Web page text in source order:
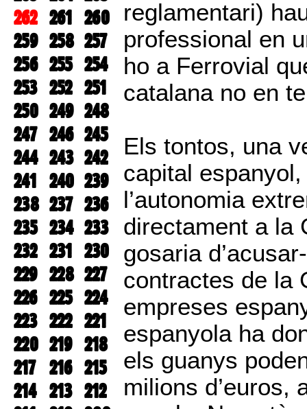
262 261 260
259 258 257
256 255 254
253 252 251
250 249 248
247 246 245
244 243 242
241 240 239
238 237 236
235 234 233
232 231 230
229 228 227
226 225 224
223 222 221
220 219 218
217 216 215
214 213 212
reglamentari)
professional en
ho a Ferrovial
catalana no en
Els tontos, una
capital
l’autonomia
directament a la
gosaria
contractes de la
empreses
espanyola ha
els guanys
milions d’euros,